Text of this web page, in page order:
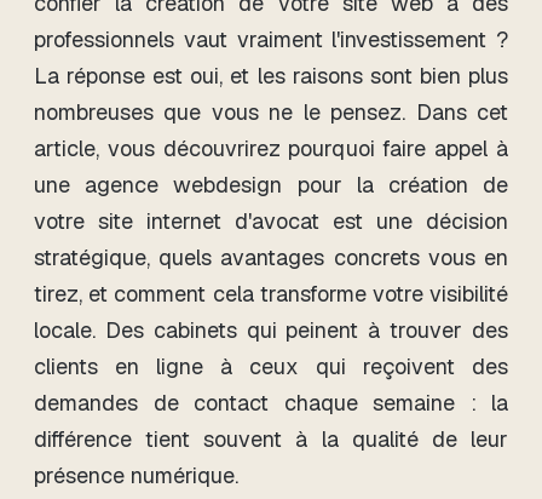
professionnels vaut vraiment l'investissement ?
La réponse est oui, et les raisons sont bien plus
nombreuses que vous ne le pensez. Dans cet
article, vous découvrirez pourquoi faire appel à
une agence webdesign pour la création de
votre site internet d'avocat est une décision
stratégique, quels avantages concrets vous en
tirez, et comment cela transforme votre visibilité
locale. Des cabinets qui peinent à trouver des
clients en ligne à ceux qui reçoivent des
demandes de contact chaque semaine : la
différence tient souvent à la qualité de leur
présence numérique.